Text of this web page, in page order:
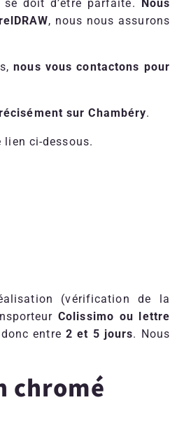
doit d’être parfaite. Nous
, nous nous assurons
nous vous contactons pour
sur Chambéry.
ci-dessous.
(vérification de la
Colissimo ou lettre
entre 2 et 5 jours. Nous
chromé